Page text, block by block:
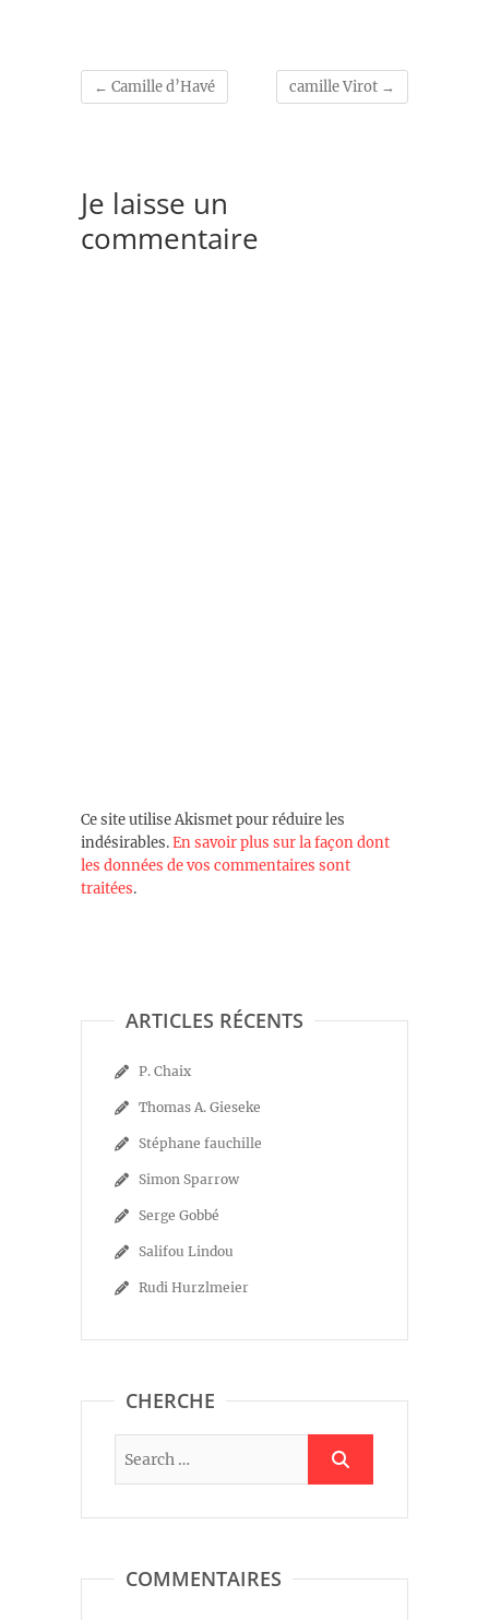
← Camille d’Havé camille Virot →
Je laisse un
commentaire
Ce site utilise Akismet pour réduire les
indésirables.En savoir plus sur la façon dont
les données de vos commentaires sont
traitées.
ARTICLES RÉCENTS
P. Chaix
Thomas A. Gieseke
Stéphane fauchille
Simon Sparrow
Serge Gobbé
Salifou Lindou
Rudi Hurzlmeier
CHERCHE
COMMENTAIRES